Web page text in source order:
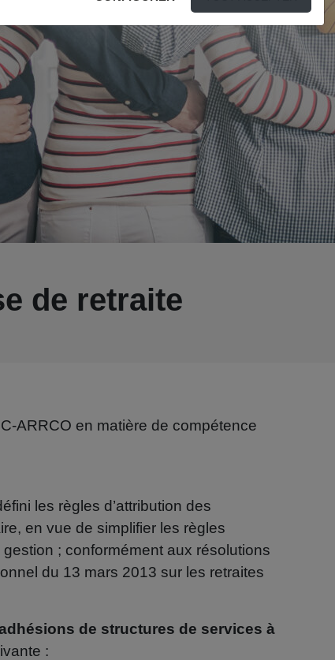
de retraite
ARRCO en matière de compétence
les règles d’attribution des
en vue de simplifier les règles
; conformément aux résolutions
du 13 mars 2013 sur les retraites
de structures de services à
: